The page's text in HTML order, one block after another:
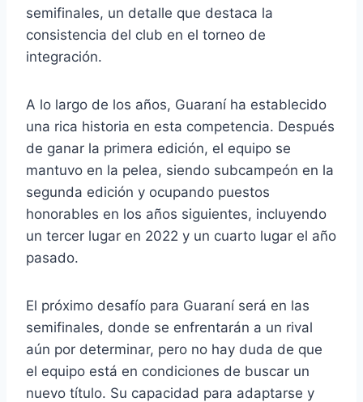
semifinales, un detalle que destaca la
consistencia del club en el torneo de
integración.
A lo largo de los años, Guaraní ha establecido
una rica historia en esta competencia. Después
de ganar la primera edición, el equipo se
mantuvo en la pelea, siendo subcampeón en la
segunda edición y ocupando puestos
honorables en los años siguientes, incluyendo
un tercer lugar en 2022 y un cuarto lugar el año
pasado.
El próximo desafío para Guaraní será en las
semifinales, donde se enfrentarán a un rival
aún por determinar, pero no hay duda de que
el equipo está en condiciones de buscar un
nuevo título. Su capacidad para adaptarse y